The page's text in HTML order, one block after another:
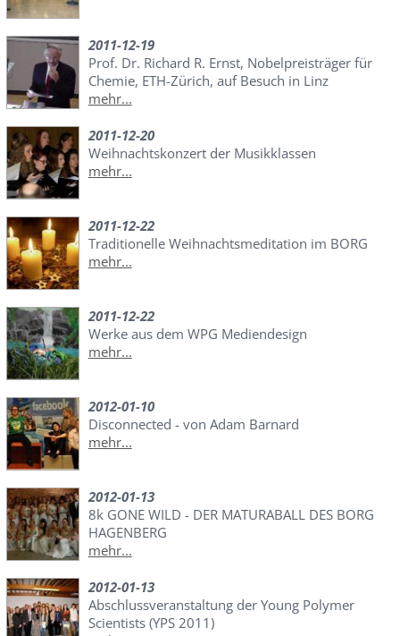
2011-12-19
Prof. Dr. Richard R. Ernst, Nobelpreisträger für
Chemie, ETH-Zürich, auf Besuch in Linz
mehr...
2011-12-20
Weihnachtskonzert der Musikklassen
mehr...
2011-12-22
Traditionelle Weihnachtsmeditation im BORG
mehr...
2011-12-22
Werke aus dem WPG Mediendesign
mehr...
2012-01-10
Disconnected - von Adam Barnard
mehr...
2012-01-13
8k GONE WILD - DER MATURABALL DES BORG
HAGENBERG
mehr...
2012-01-13
Abschlussveranstaltung der Young Polymer
Scientists (YPS 2011)